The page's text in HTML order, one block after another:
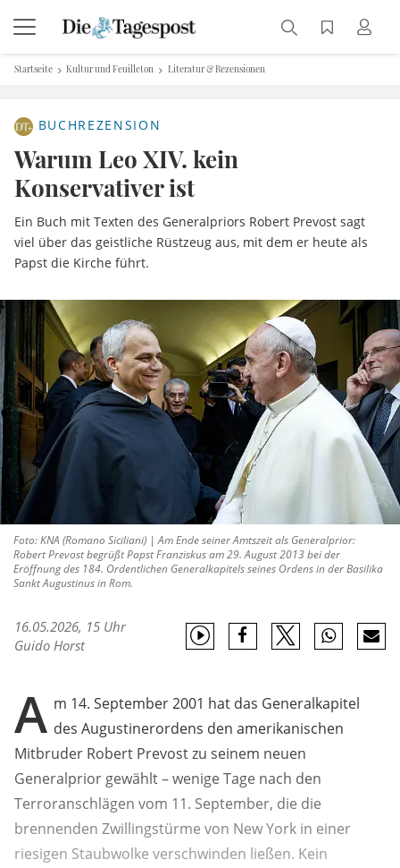
Startseite Kultur und Feuilleton Literatur & Rezensionen
BUCHREZENSION
Warum Leo XIV. kein
Konservativer ist
Ein Buch mit Texten des Generalpriors Robert Prevost sagt
viel über das geistliche Rüstzeug aus, mit dem er heute als
Papst die Kirche führt.
Foto: KNA (Romano Siciliani) | Am Ende seiner Amtszeit als Generalprior:
Robert Prevost begrüßt Papst Franziskus am 29. August 2013 bei der
Eröffnung des 184. Ordentlichen Generalkapitels seines Ordens in der Basilika
Sankt Augustinus in Rom.
16.05.2026, 15 Uhr
Guido Horst
A m 14. September 2001 hat das Generalkapitel
des Augustinerordens den amerikanischen
Mitbruder Robert Prevost zu seinem neuen
Generalprior gewählt – wenige Tage nach den
Terroranschlägen vom 11. September, die die
brennenden Zwillingstürme von New York in einer
riesigen Staubwolke verschwinden ließen. Kein